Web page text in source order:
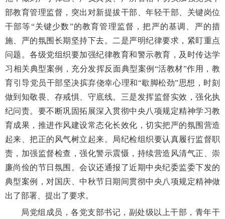
部教育管理监督，突出对新提拔干部、年轻干部、关键岗位
干部等“关键少数”的教育管理监督，把严的基调、严的措
施、严的氛围长期坚持下去。二是严明纪律要求，紧盯重点
问题。各级党组织要加强纪律教育和警示教育，及时传达学
习相关典型案例，充分发挥反面典型案例“活教材”作用，教
育引导党员干部坚决摈弃侥幸心理和“歇脚松劲”思想，时刻
做到知敬畏、存戒惧、守底线。三是发挥监督实效，强化执
纪问责。要不断巩固拓展深入贯彻中央八项规定精神学习教
育成果，推进作风建设常态化长效化，切实把严的氛围营造
起来、把正的风气树立起来。局纪检组织要认真履行监督职
责，加强监督检查，强化警示震慑，持续营造风清气正、崇
廉尚俭的节日氛围。会议还通报了近期中央纪委监委下发的
典型案例，对国庆、中秋节日期间贯彻中央八项规定精神做
出了部署、提出了要求。
局党组成员，各党支部书记，副处级以上干部，青年干